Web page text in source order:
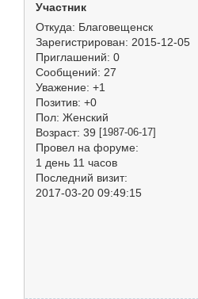
Участник
Откуда: Благовещенск
Зарегистрирован: 2015-12-05
Приглашений: 0
Сообщений: 27
Уважение: +1
Позитив: +0
Пол: Женский
Возраст: 39 [1987-06-17]
Провел на форуме:
1 день 11 часов
Последний визит:
2017-03-20 09:49:15